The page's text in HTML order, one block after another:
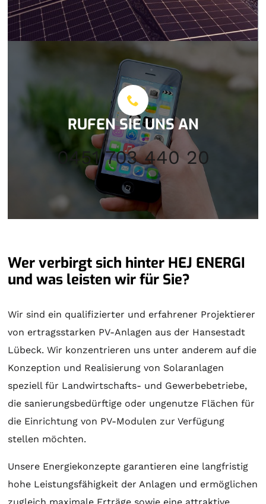
RUFEN SIE UNS AN
0451 703 440 20
Wer verbirgt sich hinter HEJ ENERGI
und was leisten wir für Sie?
Wir sind ein qualifizierter und erfahrener Projektierer
von ertragsstarken PV-Anlagen aus der Hansestadt
Lübeck. Wir konzentrieren uns unter anderem auf die
Konzeption und Realisierung von Solaranlagen
speziell für Landwirtschafts- und Gewerbebetriebe,
die sanierungsbedürftige oder ungenutze Flächen für
die Einrichtung von PV-Modulen zur Verfügung
stellen möchten.
Unsere Energiekonzepte garantieren eine langfristig
hohe Leistungsfähigkeit der Anlagen und ermöglichen